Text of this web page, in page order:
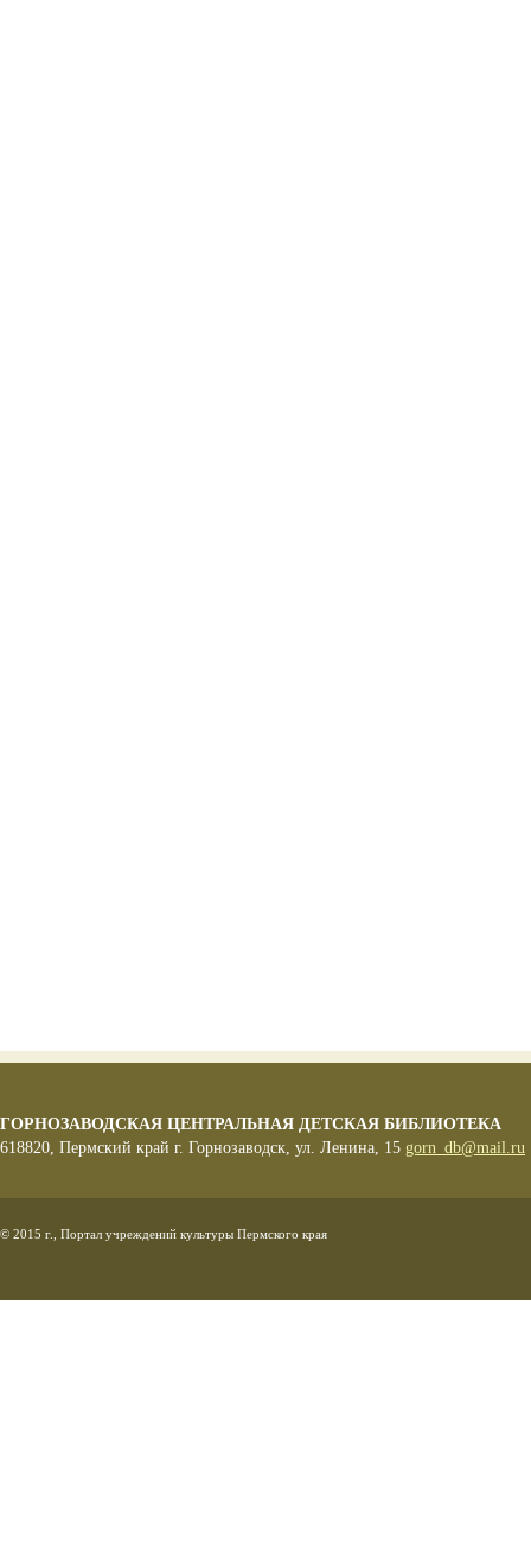
ГОРНОЗАВОДСКАЯ ЦЕНТРАЛЬНАЯ ДЕТСКАЯ БИБЛИОТЕКА
618820, Пермский край г. Горнозаводск, ул. Ленина, 15 gorn_db@mail.ru
© 2015 г., Портал учреждений культуры Пермского края